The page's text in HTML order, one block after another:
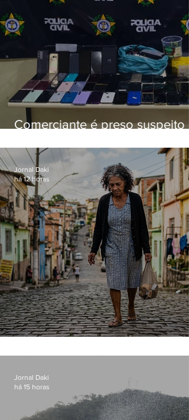
Comerciante é preso suspeito
loja
Jornal Daki
há 12 horas
Jornal Daki
há 15 horas